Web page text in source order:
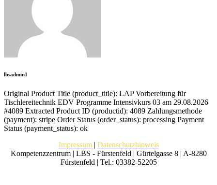
lbsadmin1
Original Product Title (product_title): LAP Vorbereitung für
Tischlereitechnik EDV Programme Intensivkurs 03 am 29.08.2026
#4089 Extracted Product ID (productid): 4089 Zahlungsmethode
(payment): stripe Order Status (order_status): processing Payment
Status (payment_status): ok
Impressum| Datenschutzhinweis
Kompetenzzentrum | LBS - Fürstenfeld | Gürtelgasse 8 | A-8280
Fürstenfeld | Tel.: 03382-52205